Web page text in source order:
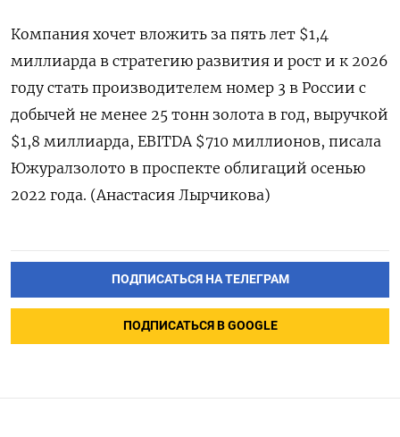
Компания хочет вложить за пять лет $1,4
миллиарда в стратегию развития и рост и к 2026
году стать производителем номер 3 в России с
добычей не менее 25 тонн золота в год, выручкой
$1,8 миллиарда, EBITDA $710 миллионов, писала
Южуралзолото в проспекте облигаций осенью
2022 года. (Анастасия Лырчикова)
ПОДПИСАТЬСЯ НА ТЕЛЕГРАМ
ПОДПИСАТЬСЯ В GOOGLE